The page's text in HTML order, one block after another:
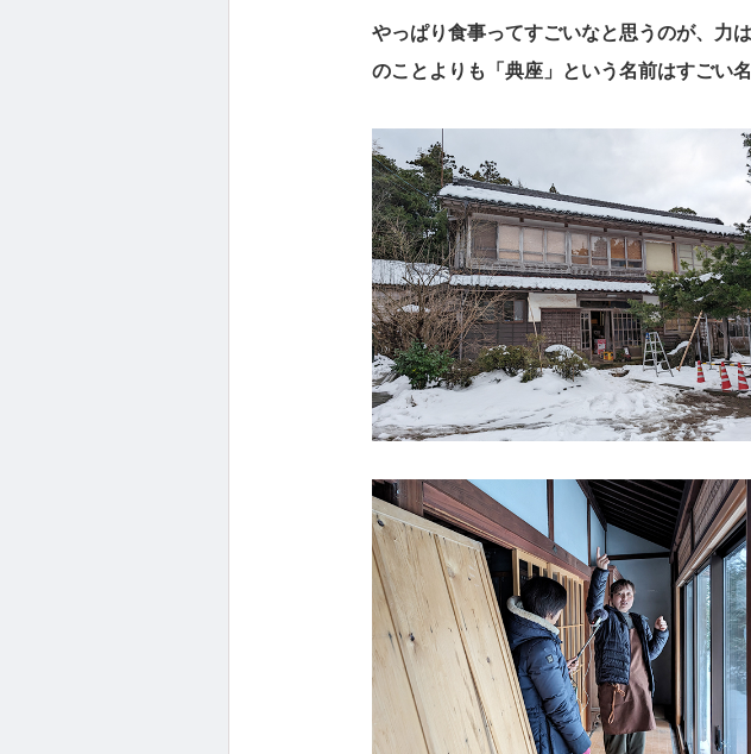
やっぱり食事ってすごいなと思うのが、力
のことよりも「典座」という名前はすごい